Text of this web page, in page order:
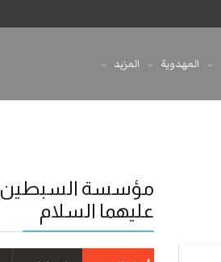
المهدوية المزيد
مؤسسة السبطين
عليهما السلام